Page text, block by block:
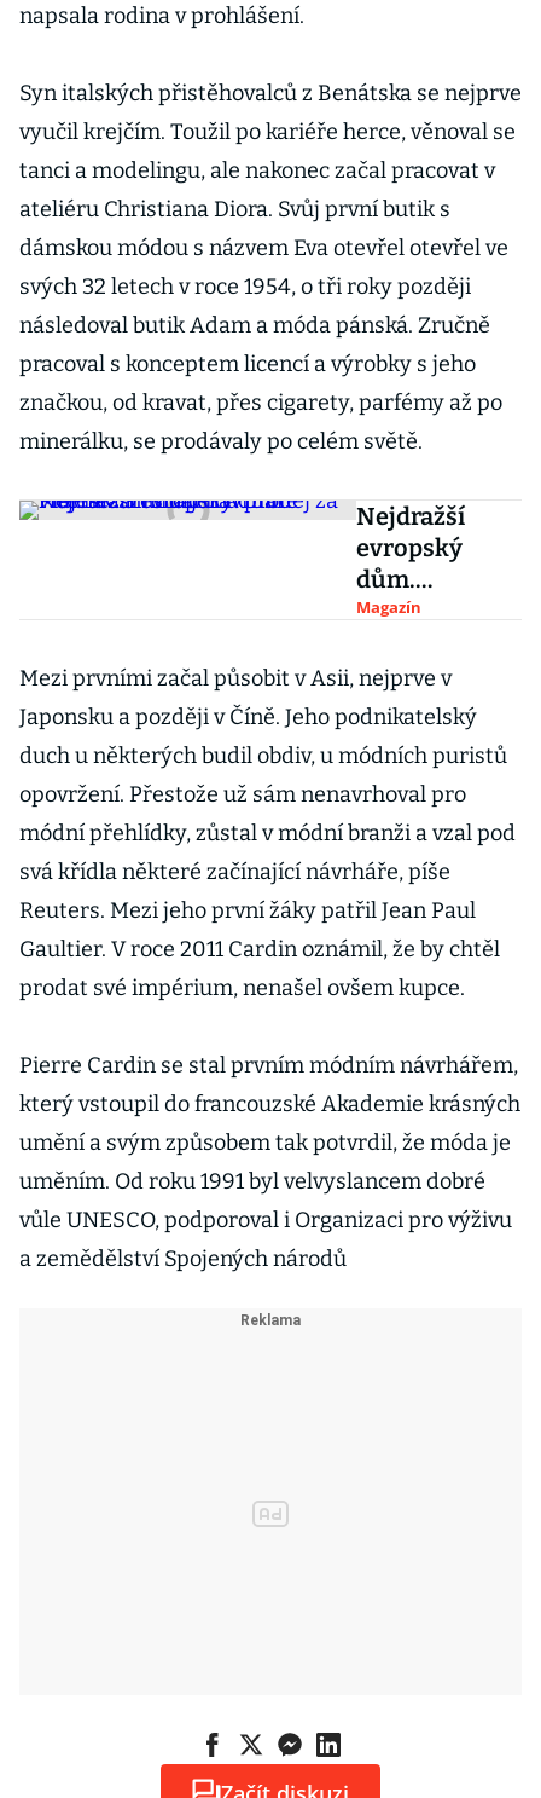
napsala rodina v prohlášení.
Syn italských přistěhovalců z Benátska se nejprve
vyučil krejčím. Toužil po kariéře herce, věnoval se
tanci a modelingu, ale nakonec začal pracovat v
ateliéru Christiana Diora. Svůj první butik s
dámskou módou s názvem Eva otevřel otevřel ve
svých 32 letech v roce 1954, o tři roky později
následoval butik Adam a móda pánská. Zručně
pracoval s konceptem licencí a výrobky s jeho
značkou, od kravat, přes cigarety, parfémy až po
minerálku, se prodávaly po celém světě.
Nejdražší
evropský
dům.
Majestátní
Pierra Cardina
je na prodej za
více než 9
miliard
Magazín
Mezi prvními začal působit v Asii, nejprve v
Japonsku a později v Číně. Jeho podnikatelský
duch u některých budil obdiv, u módních puristů
opovržení. Přestože už sám nenavrhoval pro
módní přehlídky, zůstal v módní branži a vzal pod
svá křídla některé začínající návrháře, píše
Reuters. Mezi jeho první žáky patřil Jean Paul
Gaultier. V roce 2011 Cardin oznámil, že by chtěl
prodat své impérium, nenašel ovšem kupce.
Pierre Cardin se stal prvním módním návrhářem,
který vstoupil do francouzské Akademie krásných
umění a svým způsobem tak potvrdil, že móda je
uměním. Od roku 1991 byl velvyslancem dobré
vůle UNESCO, podporoval i Organizaci pro výživu
a zemědělství Spojených národů